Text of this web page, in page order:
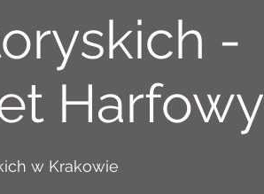
-
Harfowy
w Krakowie